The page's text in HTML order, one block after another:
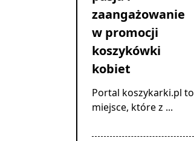
zaangażowanie
w promocji
koszykówki
kobiet
Portal koszykarki.pl to
miejsce, które z ...